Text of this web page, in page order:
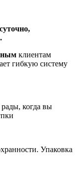
клиентам
гибкую систему
когда вы
Упаковка